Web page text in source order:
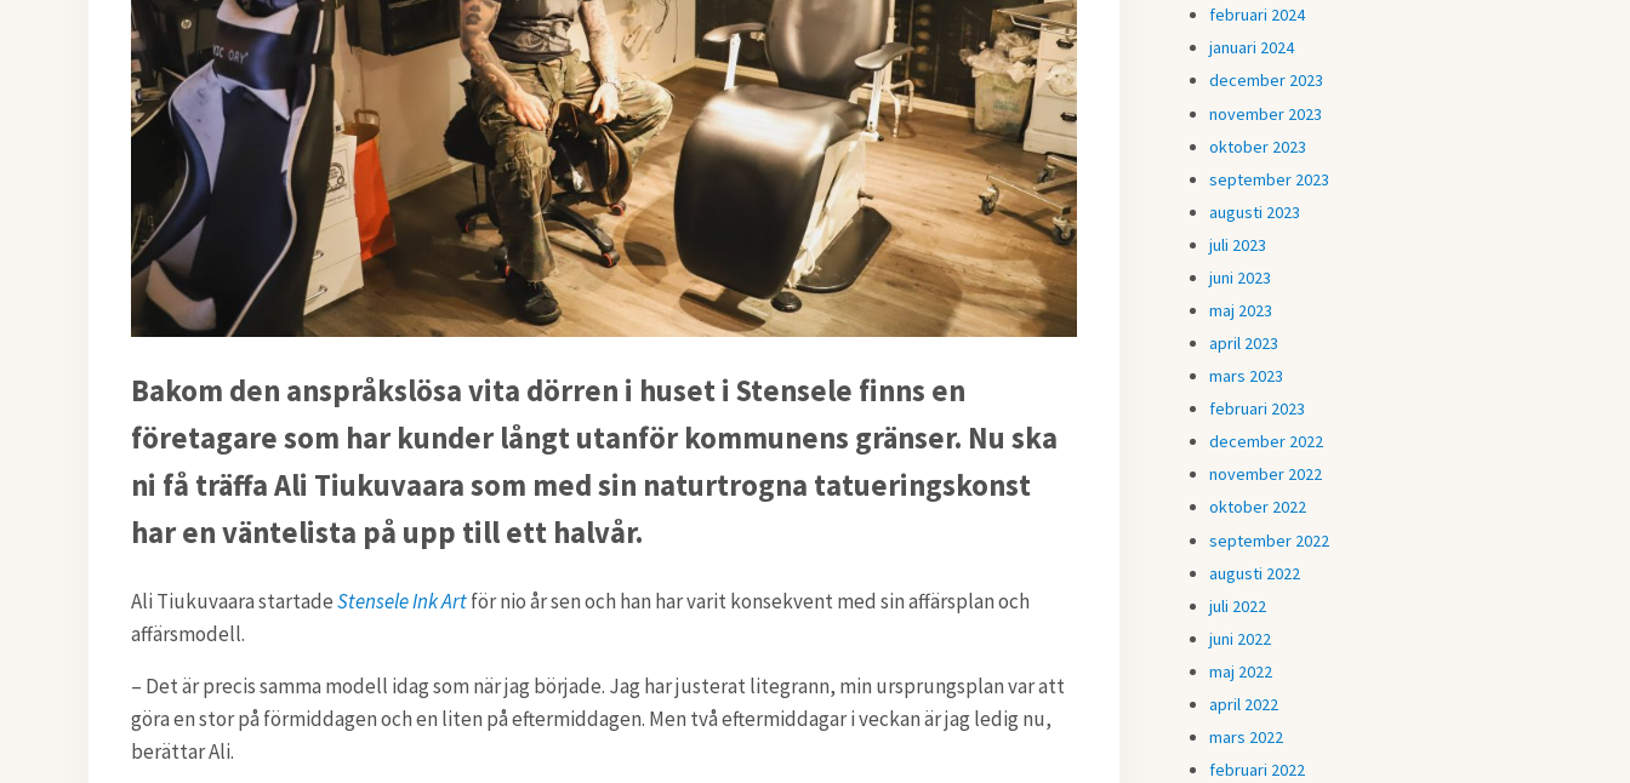
Bakom den anspråkslösa vita dörren i huset i Stensele finns en
företagare som har kunder långt utanför kommunens gränser. Nu ska
ni få träffa Ali Tiukuvaara som med sin naturtrogna tatueringskonst
har en väntelista på upp till ett halvår.
Ali Tiukuvaara startadeStensele Ink Artför nio år sen och han har varit konsekvent med sin affärsplan och
affärsmodell.
– Det är precis samma modell idag som när jag började. Jag har justerat litegrann, min ursprungsplan var att
göra en stor på förmiddagen och en liten på eftermiddagen. Men två eftermiddagar i veckan är jag ledig nu,
berättar Ali.
februari 2024
januari 2024
december 2023
november 2023
oktober 2023
september 2023
augusti 2023
juli 2023
juni 2023
maj 2023
april 2023
mars 2023
februari 2023
december 2022
november 2022
oktober 2022
september 2022
augusti 2022
juli 2022
juni 2022
maj 2022
april 2022
mars 2022
februari 2022